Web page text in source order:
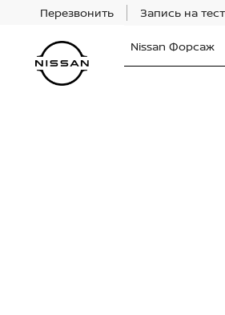
Перезвонить Запись на
Nissan Форсаж